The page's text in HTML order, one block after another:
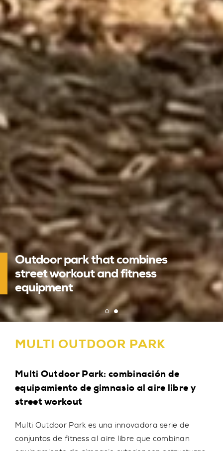
Multifunctional Outdoor Park &
Gym Equipment
Outdoor park that combines
street workout and fitness
equipment
MULTI OUTDOOR PARK
Multi Outdoor Park: combinación de
equipamiento de gimnasio al aire libre y
street workout
Multi Outdoor Park es una innovadora serie de
conjuntos de fitness al aire libre que combinan